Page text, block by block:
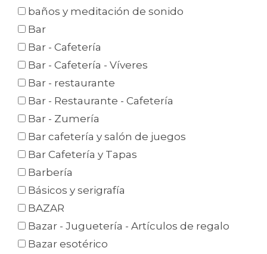
baños y meditación de sonido
Bar
Bar - Cafetería
Bar - Cafetería - Víveres
Bar - restaurante
Bar - Restaurante - Cafetería
Bar - Zumería
Bar cafetería y salón de juegos
Bar Cafetería y Tapas
Barbería
Básicos y serigrafía
BAZAR
Bazar - Juguetería - Artículos de regalo
Bazar esotérico